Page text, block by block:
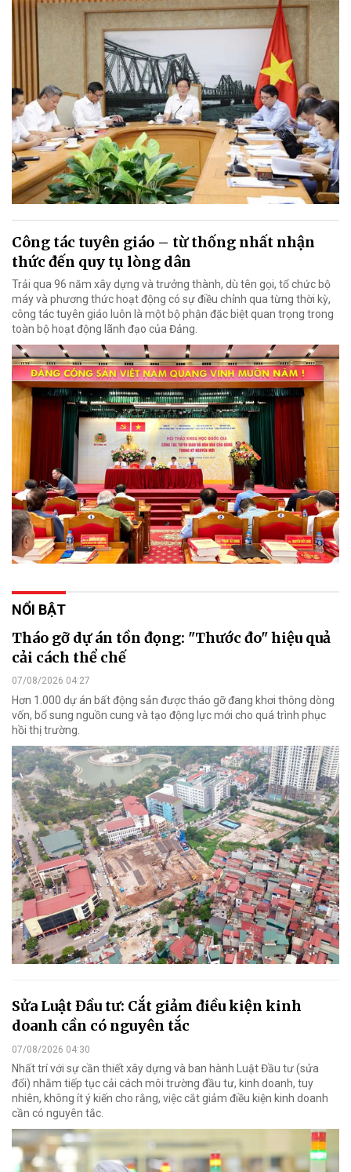
Công tác tuyên giáo – từ thống nhất nhận
thức đến quy tụ lòng dân
Trải qua 96 năm xây dựng và trưởng thành, dù tên gọi, tổ chức bộ
máy và phương thức hoạt động có sự điều chỉnh qua từng thời kỳ,
công tác tuyên giáo luôn là một bộ phận đặc biệt quan trọng trong
toàn bộ hoạt động lãnh đạo của Đảng.
NỔI BẬT
Tháo gỡ dự án tồn đọng: "Thước đo" hiệu quả
cải cách thể chế
07/08/2026 04:27
Hơn 1.000 dự án bất động sản được tháo gỡ đang khơi thông dòng
vốn, bổ sung nguồn cung và tạo động lực mới cho quá trình phục
hồi thị trường.
Sửa Luật Đầu tư: Cắt giảm điều kiện kinh
doanh cần có nguyên tắc
07/08/2026 04:30
Nhất trí với sự cần thiết xây dựng và ban hành Luật Đầu tư (sửa
đổi) nhằm tiếp tục cải cách môi trường đầu tư, kinh doanh, tuy
nhiên, không ít ý kiến cho rằng, việc cắt giảm điều kiện kinh doanh
cần có nguyên tắc.